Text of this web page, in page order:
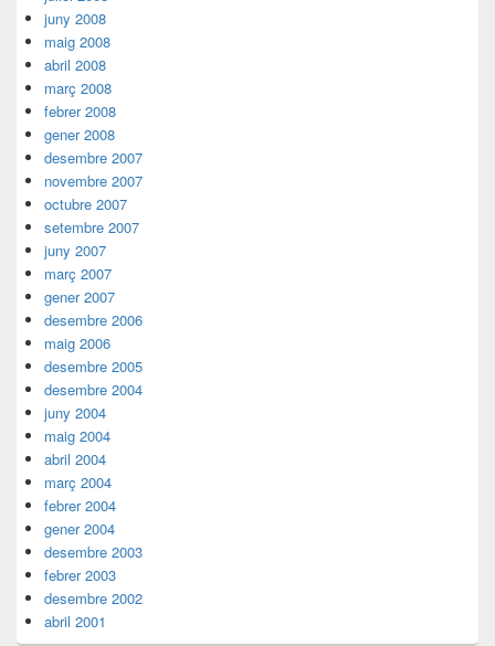
juny 2008
maig 2008
abril 2008
març 2008
febrer 2008
gener 2008
desembre 2007
novembre 2007
octubre 2007
setembre 2007
juny 2007
març 2007
gener 2007
desembre 2006
maig 2006
desembre 2005
desembre 2004
juny 2004
maig 2004
abril 2004
març 2004
febrer 2004
gener 2004
desembre 2003
febrer 2003
desembre 2002
abril 2001